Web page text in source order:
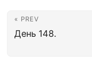
« PREV
День 148.